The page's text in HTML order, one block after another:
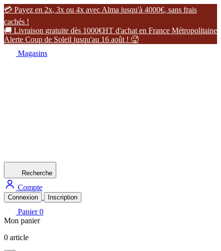
 Payez en 2x, 3x ou 4x avec Alma jusqu'à 4000€, sans frais
cachés !
 Livraison gratuite dès 1000€HT d'achat en France Métropolitaine
Alerte Coup de Soleil jusqu'au 16 août ! 
Magasins
Recherche
Compte
Connexion Inscription
Panier 0
Mon panier
0 article